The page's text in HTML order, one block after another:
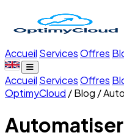
Accueil ServicesOffres
Accueil ServicesOffres
OptimyCloud /Blog /